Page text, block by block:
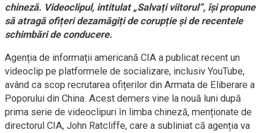
chineză. Videoclipul, intitulat „Salvați viitorul”, își propune
să atragă ofițeri dezamăgiți de corupție și de recentele
schimbări de conducere.
Agenția de informații americană CIA a publicat recent un
videoclip pe platformele de socializare, inclusiv YouTube,
având ca scop recrutarea ofițerilor din Armata de Eliberare a
Poporului din China. Acest demers vine la nouă luni după
prima serie de videoclipuri în limba chineză, menționate de
directorul CIA, John Ratcliffe, care a subliniat că agenția va